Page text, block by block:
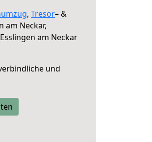
, Tresor– &
am Neckar,
am Neckar
und